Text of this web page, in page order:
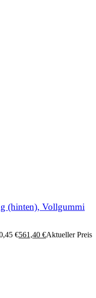
(hinten), Vollgummi
€561,40 €Aktueller Preis